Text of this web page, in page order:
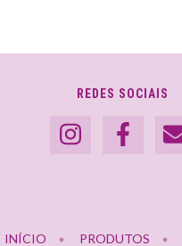
REDES SOCIAIS
INÍCIO PRODUTOS